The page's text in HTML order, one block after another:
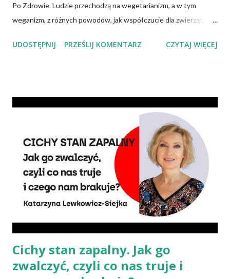
Po Zdrowie. Ludzie przechodzą na wegetarianizm, a w tym
weganizm, z różnych powodów, jak współczucie dla zwierząt,
Wiadomo, że czerwone mięso zwiększa ryzyko nowotworów,
składników? Talerz, nie słupki Albo inaczej – czy przechodząc na
wegetarianizm, a zwłaszcza weganizm, trzeba się liczyć z tym, że
wszystkie składniki będzie się skrupulatnie sumowało w
słupkach? – Nie ma takiej potrzeby – uspokaja Agata Radosh,
prezes Stowarzyszenia Promocji Zdrowego Stylu Życia – Sięgnij
Po Zdrowie. – Choć owszem, gdy chcemy nauczyć się podstaw
komponowania diety wegańskiej, możemy spisywać to, co
spożywamy, w jakich ilościach, jaką ma to wartość od...
UDOSTĘPNIJ PRZEŚLIJ KOMENTARZ CZYTAJ WIĘCEJ
Cichy stan zapalny. Jak go
zwalczyć, czyli co nas truje i